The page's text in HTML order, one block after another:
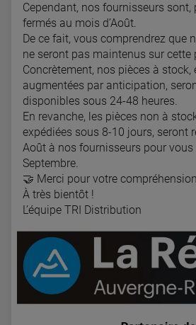
Cependant, nos fournisseurs sont,
fermés au mois d’Août.
De ce fait, vous comprendrez que
ne seront pas maintenus sur cette
Concrètement, nos pièces à stock,
augmentées par anticipation,
disponibles sous 24-48 heures.
En revanche, les pièces non à
expédiées sous 8-10 jours, seront
Août à nos fournisseurs pour vous
Septembre.
🤝 Merci pour votre
À très bientôt !
L’équipe TRI Distribution